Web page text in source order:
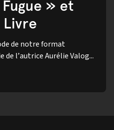
» et
Livre
de notre format
de l’autrice Aurélie Valog...